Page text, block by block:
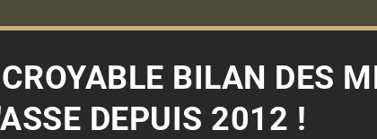
BILAN DES
DEPUIS 2012 !